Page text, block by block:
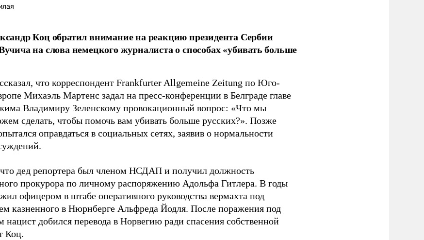
Коц обратил внимание на реакцию президента Сербии
на слова немецкого журналиста о способах «убивать больше
что корреспондент Frankfurter Allgemeine Zeitung по Юго-
Михаэль Мартенс задал на пресс-конференции в Белграде главе
Владимиру Зеленскому провокационный вопрос: «Что мы
сделать, чтобы помочь вам убивать больше русских?». Позже
оправдаться в социальных сетях, заявив о нормальности
дед репортера был членом НСДАП и получил должность
прокурора по личному распоряжению Адольфа Гитлера. В годы
офицером в штабе оперативного руководства вермахта под
казненного в Нюрнберге Альфреда Йодля. После поражения под
нацист добился перевода в Норвегию ради спасения собственной
Коц.